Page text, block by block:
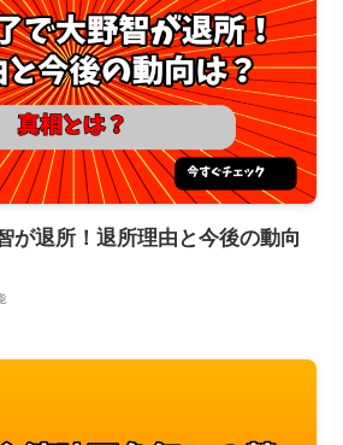
が退所！退所理由と今後の動向